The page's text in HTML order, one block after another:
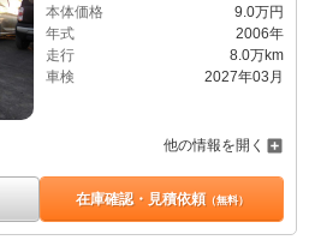
本体価格
9.0万円
年式
2006年
走行
8.0万km
車検
2027年03月
他の情報を開く
在庫確認・見積依頼（無料）